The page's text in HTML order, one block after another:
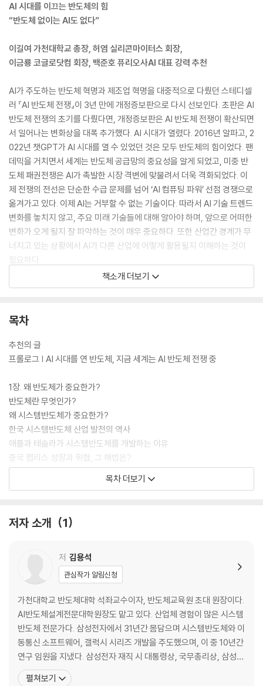
AI 시대를 이끄는 반도체의 힘
“반도체 없이는 AI도 없다”
이길여 가천대학교 총장, 허염 실리콘마이터스 회장,
이금룡 코글로닷컴 회장, 백준호 퓨리오사AI 대표 강력 추천
AI가 주도하는 반도체 혁명과 제조업 혁명을 대중적으로 다뤘던 스테디셀
러 『AI 반도체 전쟁』이 3년 만에 개정증보판으로 다시 선보인다. 초판은 AI
반도체 전쟁의 초기를 다뤘다면, 개정증보판은 AI 반도체 전쟁이 확산되면
서 일어나는 변화상을 대폭 추가했다. AI 시대가 열렸다. 2016년 알파고, 2
022년 챗GPT가 AI 시대를 열 수 있었던 것은 모두 반도체의 힘이었다. 팬
데믹을 거치면서 세계는 반도체 공급망의 중요성을 알게 되었고, 미중 반
도체 패권전쟁은 AI가 촉발한 시장 격변에 맞물려서 더욱 격화되었다. 이
제 전쟁의 전선은 단순한 수급 문제를 넘어 ‘AI 컴퓨팅 파워’ 선점 경쟁으로
옮겨가고 있다. 이제 AI는 거부할 수 없는 기술이다. 따라서 AI 기술 트렌드
변화를 놓치지 않고, 주요 미래 기술들에 대해 알아야 하며, 앞으로 어떠한
변화가 오게 될지 잘 파악하는 것이 매우 중요하다. 또한 산업간 경계가 무
너지고 있는 상황에서 AI가 다른 산업에 어떻게 활용될지 이해하는 것이
필요하다.
이번 개정증보판은 초판 출간 이후 챗GPT가 불러온 생성형 AI 열풍과 엔
시시각각 변하는 현장을 생생하게 담아냈다. 3,600여 개가 넘는 팹리스를
그리고 반도체 인재 확보를 위한 제언을 보강해 지금 우리에게 필요한 기
술과 미래 변화를 더욱 날카롭게 파헤친다. 책 『AI 반도체 전쟁』의 김용석
발, 갤럭시 제품 개발에 참여했고, 이후 성균관대학교에서 10년 넘게 학생
들을 가르친 뒤, 현재는 가천대학교에서 반도체 인재 양성을 이어가고 있
다. 이론과 실무를 모두 겸비한 시스템반도체 전문가인 그가 쉽고 명쾌하
게 AI 반도체의 개념과 응용 산업에 대해 쉽고 명쾌하게 정리해 담았다.
책은 크게 세 부분으로 나누어져 있다. 1장에서는 반도체의 기본 개념과 시
스템반도체의 중요성을 다루며, 특히 한국 시스템반도체 산업 발전의 역사
와 중국 팹리스의 위협 및 해법을 추가했다. 2장에서는 AI 발전 역사와 AI
가 만들어 내는 응용 산업 분야를 다룬다. 스마트폰을 넘어 드론, 로봇 청소
이끌 것인지 상세히 설명한다.
AI 시대의 새로운 시작은 우리에게 큰 기회다. 우리는 강점인 제조업이 있
고, AI 반도체를 활용할 시장도 있기 때문이다. 신제조업 경쟁에서 AI 반도
체를 선점해야 우위를 점할 수 있다고 저자는 역설한다. 책 『AI 반도체 전
쟁』개정증보판을 통해 독자는 AI가 결코 거품이 아니며, 온디바이스 AI와
피지컬 AI를 통해 우리 삶이 얼마나 혁신적으로 변할지 구체적으로 알게
될 것이다. 또한 AI 반도체를 통해 어떤 산업과 비즈니스에 거대한 기회가
열릴지 새롭게 발견할 수 있을 것이다. 최신 자료와 변화된 환경을 업데이
트한 내용을 통해, 격화되고 있는 AI 반도체 컴퓨팅 경쟁과 이를 둘러싼 각
책소개 더보기
목차
추천의 글
프롤로그 | AI 시대를 연 반도체, 지금 세계는 AI 반도체 전쟁 중
1장. 왜 반도체가 중요한가?
반도체란 무엇인가?
왜 시스템반도체가 중요한가?
한국 시스템반도체 산업 발전의 역사
애플과 테슬라가 시스템반도체를 개발하는 이유
중국 팹리스 성장과 위협, 그 해법은?
시스템반도체 1등의 열쇠, 시스템 아키텍트를 키워라
시스템반도체 생태계 구축이 필요하다
2장. AI가 쏘아 올린 반도체 전쟁
생성형 AI와 반도체 전쟁
AI 반도체 시장을 주도할 챗GPT
고객 맞춤형 메모리의 질주, HBM
제2의 HBM, CXL 기술 경쟁
온디바이스 AI 시대 개막
온디바이스 AI가 만드는 스마트폰 카메라 혁신
미·중 반도체 패권 경쟁
7나노 반도체 탑재한 화웨이 스마트폰
격화되고 있는 빅테크들의 AI 반도체 전쟁
우수한 반도체 인재 확보를 위한 제언
목차 더보기
저자 소개 1
저 김용석
관심작가 알림신청
가천대학교 반도체대학 석좌교수이자, 반도체교육원 초대 원장이다.
AI반도체설계전문대학원장도 맡고 있다. 산업체 경험이 많은 시스템
반도체 전문가다. 삼성전자에서 31년간 몸담으며 시스템반도체와 이
동통신 소프트웨어, 갤럭시 시리즈 개발을 주도했으며, 이 중 10년간
연구 임원을 지냈다. 삼성전자 재직 시 대통령상, 국무총리상, 삼성기
술상을 받았고, 삼성전자 엔지니어 최고 영예인 삼성전자 명예박사
펼쳐보기